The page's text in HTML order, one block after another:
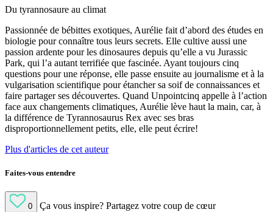
Du tyrannosaure au climat
Passionnée de bébittes exotiques, Aurélie fait d’abord des études en
biologie pour connaître tous leurs secrets. Elle cultive aussi une
passion ardente pour les dinosaures depuis qu’elle a vu Jurassic
Park, qui l’a autant terrifiée que fascinée. Ayant toujours cinq
questions pour une réponse, elle passe ensuite au journalisme et à la
vulgarisation scientifique pour étancher sa soif de connaissances et
faire partager ses découvertes. Quand Unpointcinq appelle à l’action
face aux changements climatiques, Aurélie lève haut la main, car, à
la différence de Tyrannosaurus Rex avec ses bras
disproportionnellement petits, elle, elle peut écrire!
Plus d'articles de cet auteur
Faites-vous entendre
0 Ça vous inspire? Partagez votre coup de cœur